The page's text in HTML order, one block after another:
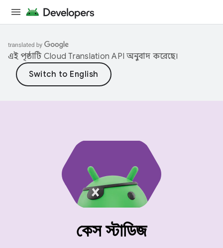
এই পৃষ্ঠাটি Cloud Translation API অনুবাদ করেছে।
কেস স্টাডিজ